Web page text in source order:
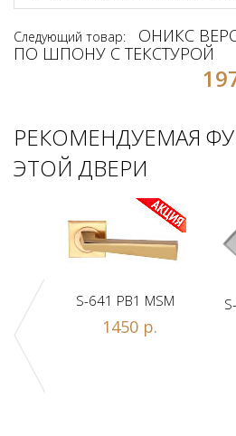
Следующий товар:
ОНИКС
ПО ШПОНУ С ТЕКСТУРОЙ
РЕКОМЕНДУЕМАЯ
ЭТОЙ ДВЕРИ
A
S-641 PB1 MSM
1450 р.